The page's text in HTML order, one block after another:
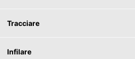
Tracciare
Infilare